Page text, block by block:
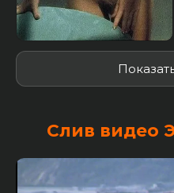
Слив видео